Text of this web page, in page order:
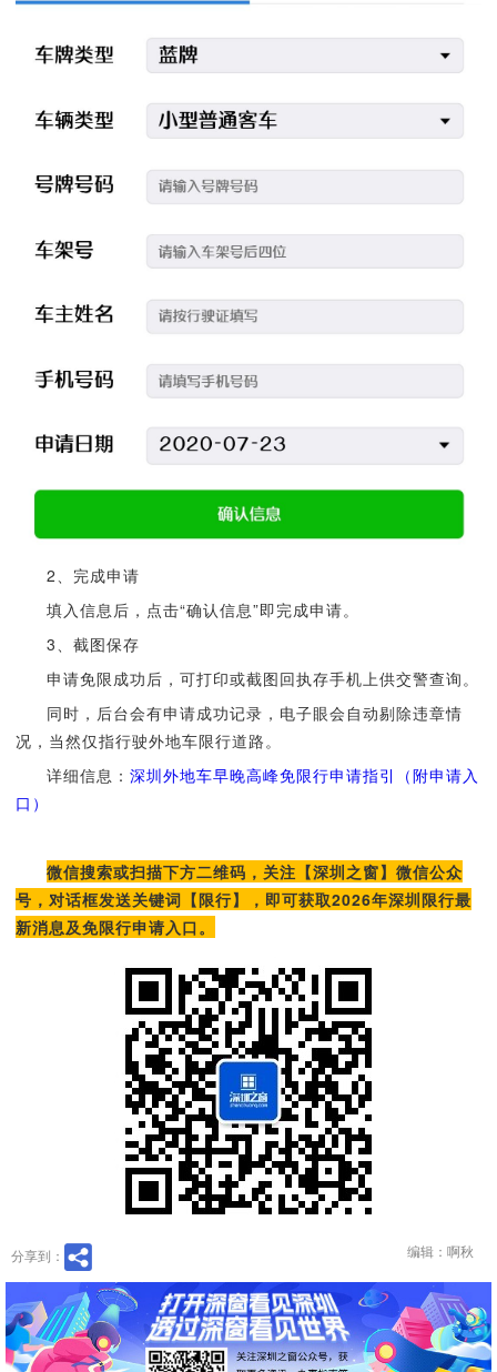
2、完成申请
填入信息后，点击“确认信息”即完成申请。
3、截图保存
申请免限成功后，可打印或截图回执存手机上供交警查询。
同时，后台会有申请成功记录，电子眼会自动剔除违章情
况，当然仅指行驶外地车限行道路。
详细信息： 深圳外地车早晚高峰免限行申请指引（附申请入
口）
微信搜索或扫描下方二维码，关注【深圳之窗】微信公众
号，对话框发送关键词【限行】，即可获取2026年深圳限行最
新消息及免限行申请入口。
分享到： 编辑：啊秋